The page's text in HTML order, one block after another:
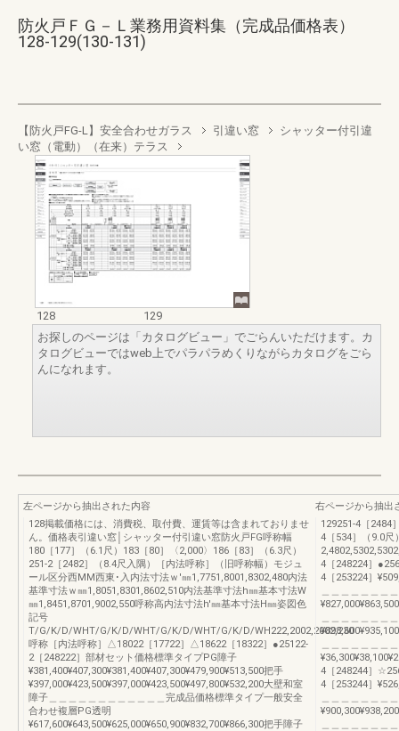
防火戸ＦＧ－Ｌ業務用資料集（完成品価格表）
128-129(130-131)
【防火戸FG-L】安全合わせガラス 引違い窓
シャッター付引違
い窓（電動）（在来）テラス
128
129
お探しのページは「カタログビュー」でごらんいただけます。カ
タログビューではweb上でパラパラめくりながらカタログをごら
んになれます。
左ページから抽出された内容
128掲載価格には、消費税、取付費、運賃等は含まれておりませ
ん。価格表引違い窓│シャッター付引違い窓防火戸FG呼称幅
180［177］（6.1尺）183［80］〈2,000〉186［83］（6.3尺）
251-2［2482］（8.4尺入隅）［内法呼称］（旧呼称幅）モジュ
ール区分西MM西東･入内法寸法ｗ'㎜1,7751,8001,8302,480内法
基準寸法ｗ㎜1,8051,8301,8602,510内法基準寸法h㎜基本寸法W
㎜1,8451,8701,9002,550呼称高内法寸法h'㎜基本寸法H㎜姿図色
記号
T/G/K/D/WHT/G/K/D/WHT/G/K/D/WHT/G/K/D/WH222,2002,2002,230
呼称［内法呼称］△18022［17722］△18622［18322］●25122-
2［248222］部材セット価格標準タイプPG障子
¥381,400¥407,300¥381,400¥407,300¥479,900¥513,500把手
¥397,000¥423,500¥397,000¥423,500¥497,800¥532,200大壁和室
障子＿＿＿＿＿＿＿＿＿＿＿＿完成品価格標準タイプ一般安全
合わせ複層PG透明
¥617,600¥643,500¥625,000¥650,900¥832,700¥866,300把手障子
右ページから抽出
129251-4［2484
4［534］（9.0尺
4［248224］
4［253224］
4［248244］
4［253244］